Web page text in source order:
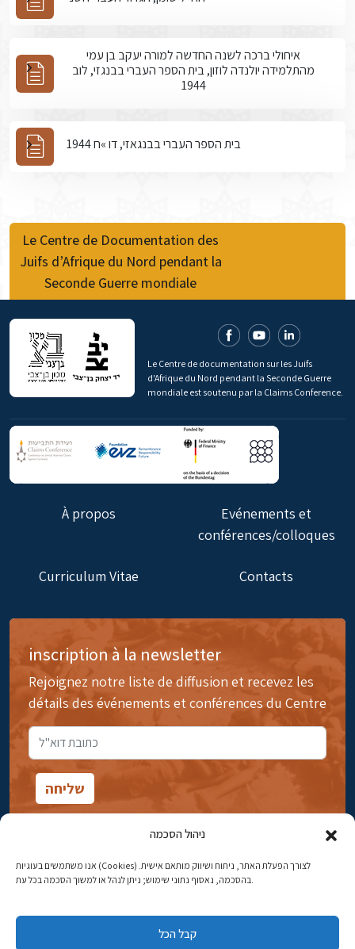
ניהול הסכמה
אנו משתמשים בעוגיות (Cookies) לצורך הפעלת האתר, ניתוח ושיווק מותאם אישית.
בהסכמה, נאסוף נתוני שימוש; ניתן לנהל או למשוך הסכמה בכל עת.
קבל הכל
איחולי ברכה לשנה החדשה למורה יעקב בן עמי
מהתלמידה יולנדה לוזון, בית הספר העברי בבנגזי, לוב
1944
בית הספר העברי בבנגאזי, דו »ח 1944
Le Centre de Documentation des
Juifs d’Afrique du Nord pendant la
Seconde Guerre mondiale
Le Centre de documentation sur les Juifs
d'Afrique du Nord pendant la Seconde Guerre
mondiale est soutenu par la Claims Conference.
À propos
Evénements et
conférences/colloques
Curriculum Vitae Contacts
inscription à la newsletter
Rejoignez notre liste de diffusion et recevez les
détails des événements et conférences du Centre
14rue Ibn Gavirol, Rehavia, Jérusalem
Adresse électronique:najww2@ybz.org.il